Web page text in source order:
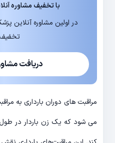
با تخفیف مشاوره
تخفیف
دریافت
مراقبت های دوران بارداری به
می شود که یک زن باردار در